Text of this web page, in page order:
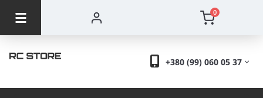
0
+380 (99) 060 05 37